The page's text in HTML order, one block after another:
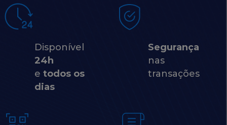
Disponível
24h
e todos os
dias
Segurança
nas
transações